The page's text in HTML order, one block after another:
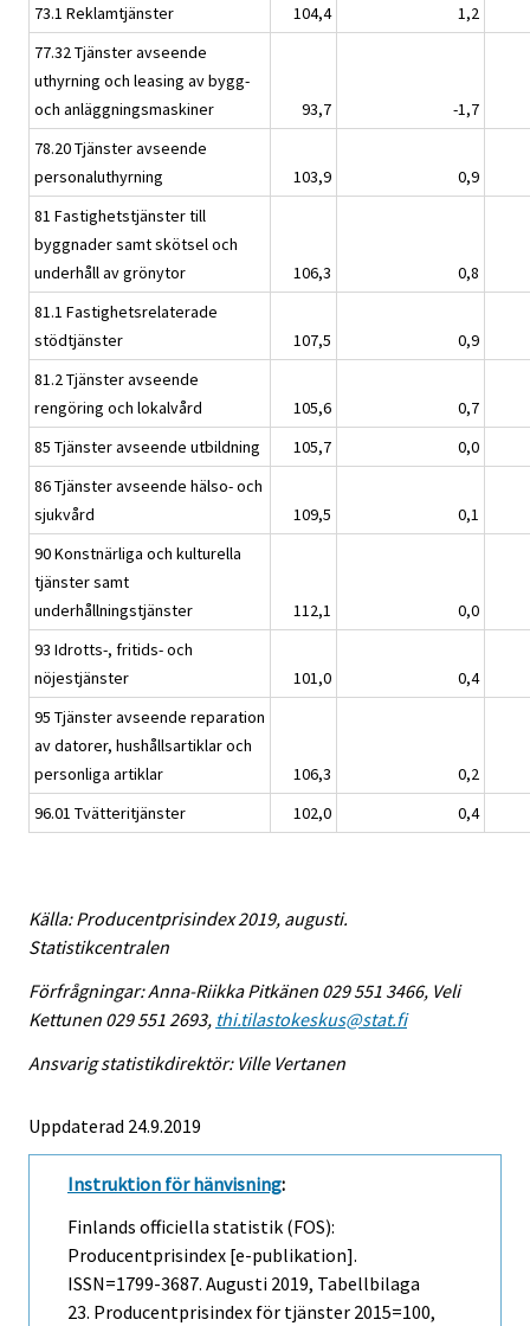
73.1 Reklamtjänster 104,4
1,2
77.32 Tjänster avseende
uthyrning och leasing av bygg-
och anläggningsmaskiner
93,7
-1,7
78.20 Tjänster avseende
personaluthyrning
103,9
0,9
81 Fastighetstjänster till
byggnader samt skötsel och
underhåll av grönytor
106,3
0,8
81.1 Fastighetsrelaterade
stödtjänster
107,5
0,9
81.2 Tjänster avseende
rengöring och lokalvård
105,6
0,7
85 Tjänster avseende utbildning
105,7
0,0
86 Tjänster avseende hälso- och
sjukvård
109,5
0,1
90 Konstnärliga och kulturella
tjänster samt
underhållningstjänster
112,1
0,0
93 Idrotts-, fritids- och
nöjestjänster
101,0
0,4
95 Tjänster avseende reparation
av datorer, hushållsartiklar och
personliga artiklar
106,3
0,2
96.01 Tvätteritjänster
102,0 0,4
Källa: Producentprisindex 2019, augusti.
Statistikcentralen
Förfrågningar: Anna-Riikka Pitkänen 029 551 3466, Veli
Kettunen 029 551 2693, thi.tilastokeskus@stat.fi
Ansvarig statistikdirektör: Ville Vertanen
Uppdaterad 24.9.2019
Instruktion för hänvisning:
Finlands officiella statistik (FOS):
Producentprisindex [e-publikation].
ISSN=1799-3687. Augusti 2019, Tabellbilaga
23. Producentprisindex för tjänster 2015=100,